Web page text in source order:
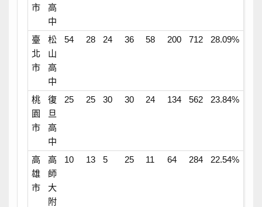
市
高
中
臺
北
市
松
山
高
中
54 28 24 36 58 200 712 28.09%
桃
園
市
復
旦
高
中
25 25 30 30 24 134 562 23.84%
高
雄
市
高
師
大
附
10 13 5 25 11 64 284 22.54%